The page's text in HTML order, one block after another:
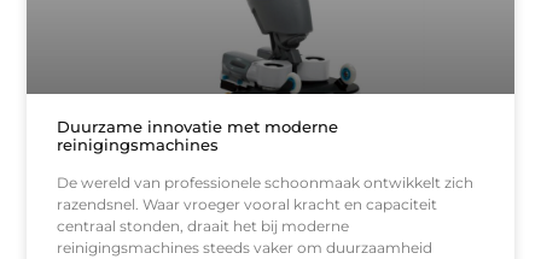
Duurzame innovatie met moderne
reinigingsmachines
De wereld van professionele schoonmaak ontwikkelt zich
razendsnel. Waar vroeger vooral kracht en capaciteit
centraal stonden, draait het bij moderne
reinigingsmachines steeds vaker om duurzaamheid